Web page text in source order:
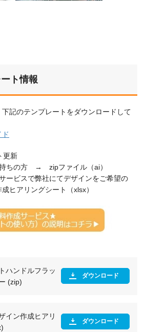
ト情報
記のテンプレートをダウンロードして
更新
持ちの方 → zipファイル（ai）
ービスで弊社にてデザインをご希望の
アリングシート（xlsx）
ハンドルフラッ
(zip)
ダウンロード
イン作成ヒアリ
ダウンロード